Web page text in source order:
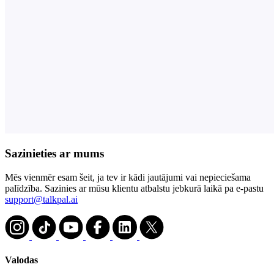
Sazinieties ar mums
Mēs vienmēr esam šeit, ja tev ir kādi jautājumi vai nepieciešama
palīdzība. Sazinies ar mūsu klientu atbalstu jebkurā laikā pa e-pastu
support@talkpal.ai
Valodas